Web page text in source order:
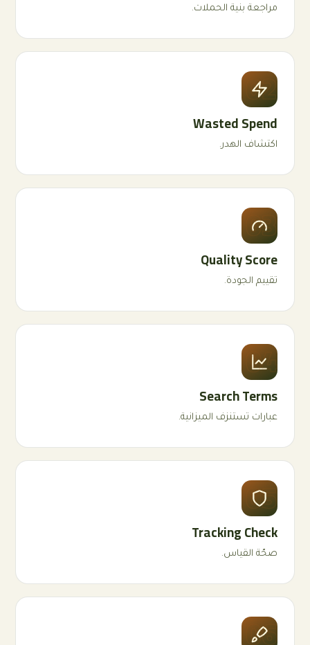
مراجعة بنية الحملات.
02
Wasted Spend
اكتشاف الهدر.
03
Quality Score
تقييم الجودة.
04
Search Terms
عبارات تستنزف الميزانية.
05
Tracking Check
صحّة القياس.
06